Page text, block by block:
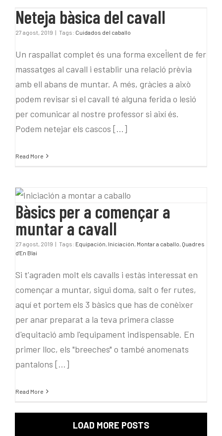
Neteja bàsica del cavall
Neteja bàsica del cavall
27 agost, 2019 | Tags: Cuidados del caballo
Un raspallat complet és una forma excel·lent de fer
massatges al cavall i establir una relació prèvia
amb ell abans de muntar. A més, gràcies a això
podem revisar si el cavall té alguna ferida o lesió
per comunicar al nostre professor si així és.
Podem netejar els cascos [...]
Read More
Bàsics per a començar
a muntar a cavall
Bàsics per a començar a
muntar a cavall
27 agost, 2019 | Tags: Equipación, Iniciación, Montar a caballo, Quadres
d'En Blai
Si t'agraden molt els cavalls i estàs interessat en
començar a muntar, sigui doma, salt o fer rutes,
aquí et portem els 3 bàsics que has de conèixer
per anar preparat a la teva primera classe
d'equitació amb l'equipament indispensable. En
primer lloc, els "breeches" o també anomenats
pantalons [...]
Read More
LOAD MORE POSTS